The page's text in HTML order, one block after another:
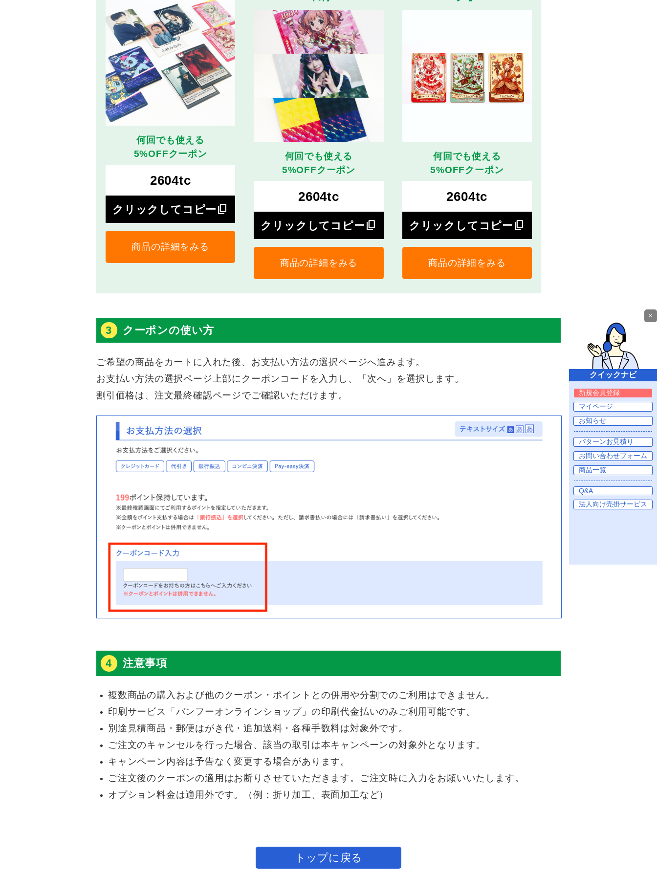
何回でも使える
5%OFFクーポン
2604tc
クリックしてコピー content_copy
商品の詳細をみる
何回でも使える
5%OFFクーポン
2604tc
クリックしてコピー content_copy
商品の詳細をみる
何回でも使える
5%OFFクーポン
2604tc
クリックしてコピー content_copy
商品の詳細をみる
3 クーポンの使い方
ご希望の商品をカートに入れた後、お支払い方法の選択ページへ進みます。
お支払い方法の選択ページ上部にクーポンコードを入力し、「次へ」を選択します。
割引価格は、注文最終確認ページでご確認いただけます。
4 注意事項
複数商品の購入および他のクーポン・ポイントとの併用や分割でのご利用はできません。
印刷サービス「バンフーオンラインショップ」の印刷代金払いのみご利用可能です。
別途見積商品・郵便はがき代・追加送料・各種手数料は対象外です。
ご注文のキャンセルを行った場合、該当の取引は本キャンペーンの対象外となります。
キャンペーン内容は予告なく変更する場合があります。
ご注文後のクーポンの適用はお断りさせていただきます。ご注文時に入力をお願いいたします。
オプション料金は適用外です。（例：折り加工、表面加工など）
トップに戻る
×